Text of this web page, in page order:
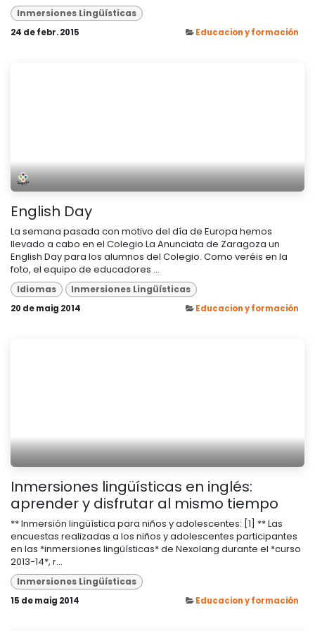
Inmersiones Lingüísticas
24 de febr. 2015 Educacion y formación
English Day
La semana pasada con motivo del día de Europa hemos
llevado a cabo en el Colegio La Anunciata de Zaragoza un
English Day para los alumnos del Colegio. Como veréis en la
foto, el equipo de educadores ...
Idiomas Inmersiones Lingüísticas
20 de maig 2014 Educacion y formación
Inmersiones lingüísticas en inglés:
aprender y disfrutar al mismo tiempo
** Inmersión lingüística para niños y adolescentes: [1] ** Las
encuestas realizadas a los niños y adolescentes participantes
en las *inmersiones lingüísticas* de Nexolang durante el *curso
2013-14*, r...
Inmersiones Lingüísticas
15 de maig 2014 Educacion y formación